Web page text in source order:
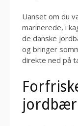
Uanset om du
marinerede, i
de danske
og bringer
direkte ned på
jordbær